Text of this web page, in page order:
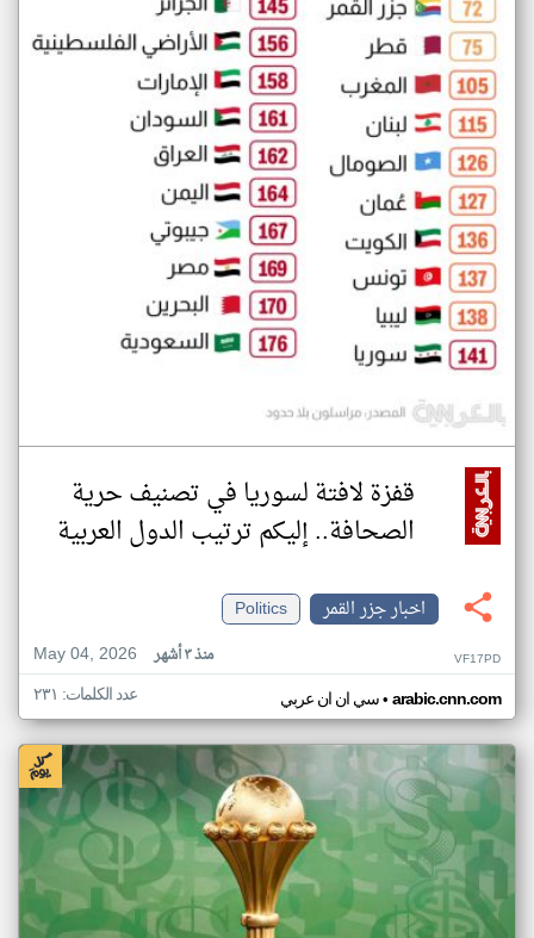
قفزة لافتة لسوريا في تصنيف حرية
الصحافة.. إليكم ترتيب الدول العربية
اخبار جزر القمر
Politics
May 04, 2026
منذ ٣ أشهر VF17PD
سي ان ان عربي• arabic.cnn.com عدد الكلمات: ٢٣١